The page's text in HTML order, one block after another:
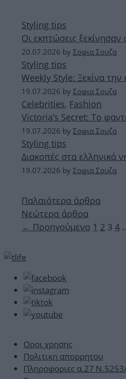
Styling tips
Οι εκπτώσεις
20.07.2026 by Σοφια Σουζα
Styling tips
Weekly Style: Ξεκίνα
19.07.2026 by Σοφια Σουζα
Celebrities, Fashion
Victoria’s Secret: Το
19.07.2026 by Σοφια Σουζα
Styling tips
Διακοπές στα ελληνικά
19.07.2026 by Σοφια Σουζα
Παλαιότερα άρθρα
Νεώτερα άρθρα
← Προηγούμενο Σελίδα
1 Σελίδα
2 3 4
Οροι χρησης
Πολιτικη απορρητου
Πληροφοριες α.27